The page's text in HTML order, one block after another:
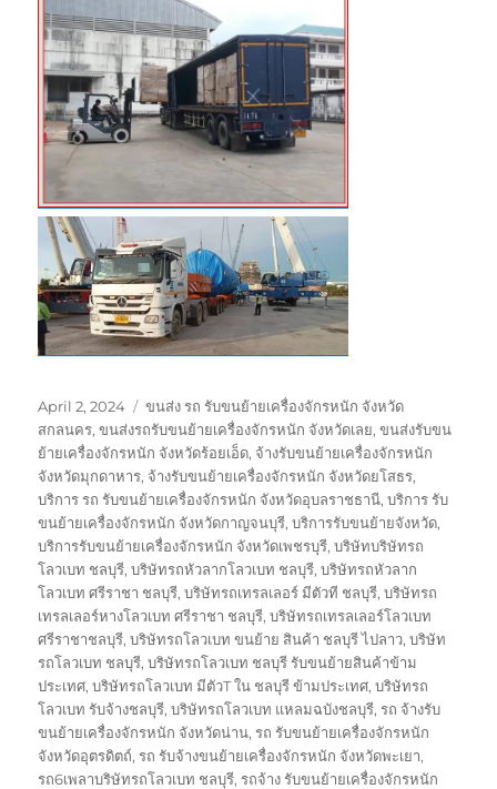
Posted
on
April 2, 2024 Tags
ขนส่ง รถ รับขนย้ายเครื่องจักรหนัก จังหวัด
สกลนคร,ขนส่งรถรับขนย้ายเครื่องจักรหนัก จังหวัดเลย,ขนส่งรับขน
ย้ายเครื่องจักรหนัก จังหวัดร้อยเอ็ด, จ้างรับขนย้ายเครื่องจักรหนัก
จังหวัดมุกดาหาร, จ้างรับขนย้ายเครื่องจักรหนัก จังหวัดยโสธร,
บริการ รถ รับขนย้ายเครื่องจักรหนัก จังหวัดอุบลราชธานี,บริการ รับ
ขนย้ายเครื่องจักรหนัก จังหวัดกาญจนบุรี,บริการรับขนย้ายจังหวัด,
บริการรับขนย้ายเครื่องจักรหนัก จังหวัดเพชรบุรี,บริษัทบริษัทรถ
โลวเบท ชลบุรี,บริษัทรถหัวลากโลวเบท ชลบุรี,บริษัทรถหัวลาก
โลวเบท ศรีราชา ชลบุรี,บริษัทรถเทรลเลอร์ มีตัวที ชลบุรี,บริษัทรถ
เทรลเลอร์หางโลวเบท ศรีราชา ชลบุรี,บริษัทรถเทรลเลอร์โลวเบท
ศรีราชาชลบุรี,บริษัทรถโลวเบท ขนย้าย สินค้า ชลบุรี ไปลาว,บริษัท
รถโลวเบท ชลบุรี,บริษัทรถโลวเบท ชลบุรี รับขนย้ายสินค้าข้าม
ประเทศ,บริษัทรถโลวเบท มีตัวT ใน ชลบุรี ข้ามประเทศ,บริษัทรถ
โลวเบท รับจ้างชลบุรี,บริษัทรถโลวเบท แหลมฉบังชลบุรี,รถ จ้างรับ
ขนย้ายเครื่องจักรหนัก จังหวัดน่าน,รถ รับขนย้ายเครื่องจักรหนัก
จังหวัดอุตรดิตถ์,รถ รับจ้างขนย้ายเครื่องจักรหนัก จังหวัดพะเยา,
รถ6เพลาบริษัทรถโลวเบท ชลบุรี,รถจ้าง รับขนย้ายเครื่องจักรหนัก